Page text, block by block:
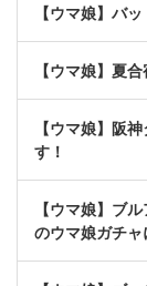
【ウマ娘】バ
【ウマ娘】夏
【ウマ娘】阪
す！
【ウマ娘】ブ
のウマ娘ガチ